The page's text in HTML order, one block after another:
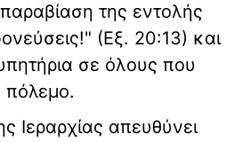
της εντολής
(Εξ. 20:13) και
σε όλους που
Ιεραρχίας απευθύνει